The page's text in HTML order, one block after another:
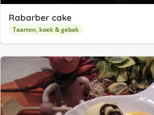
Rabarber cake
Taarten, koek & gebak